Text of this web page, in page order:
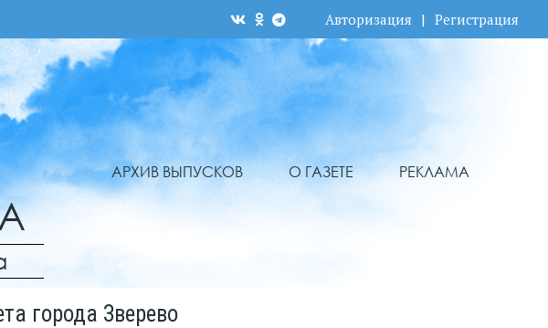
Авторизация | Регистрация
АРХИВ ВЫПУСКОВ О ГАЗЕТЕ РЕКЛАМА
города Зверево